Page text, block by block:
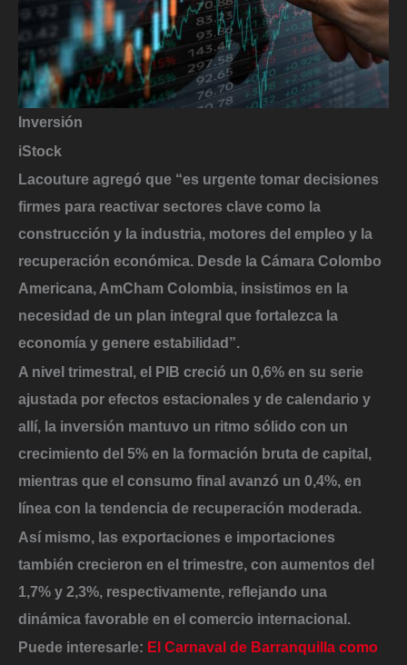
Inversión
iStock
Lacouture agregó que “es urgente tomar decisiones
firmes para reactivar sectores clave como la
construcción y la industria, motores del empleo y la
recuperación económica. Desde la Cámara Colombo
Americana, AmCham Colombia, insistimos en la
necesidad de un plan integral que fortalezca la
economía y genere estabilidad”.
A nivel trimestral, el PIB creció un 0,6% en su serie
ajustada por efectos estacionales y de calendario y
allí, la inversión mantuvo un ritmo sólido con un
crecimiento del 5% en la formación bruta de capital,
mientras que el consumo final avanzó un 0,4%, en
línea con la tendencia de recuperación moderada.
Así mismo, las exportaciones e importaciones
también crecieron en el trimestre, con aumentos del
1,7% y 2,3%, respectivamente, reflejando una
dinámica favorable en el comercio internacional.
Puede interesarle: El Carnaval de Barranquilla como